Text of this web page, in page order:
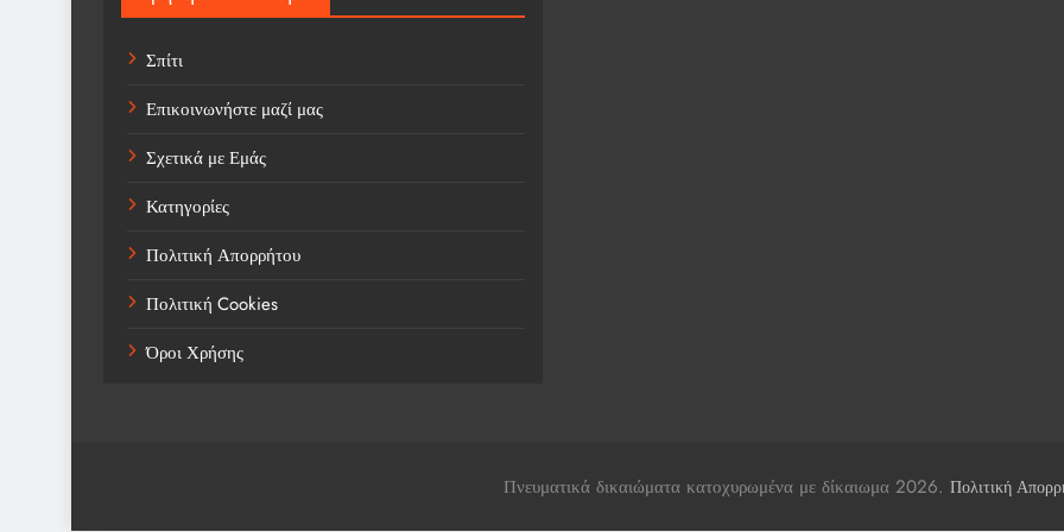
Σπίτι
Επικοινωνήστε μαζί μας
Σχετικά με Εμάς
Κατηγορίες
Πολιτική Απορρήτου
Πολιτική Cookies
Όροι Χρήσης
Πνευματικά δικαιώματα κατοχυρωμένα με δίκαιωμα 2026. Πολιτική